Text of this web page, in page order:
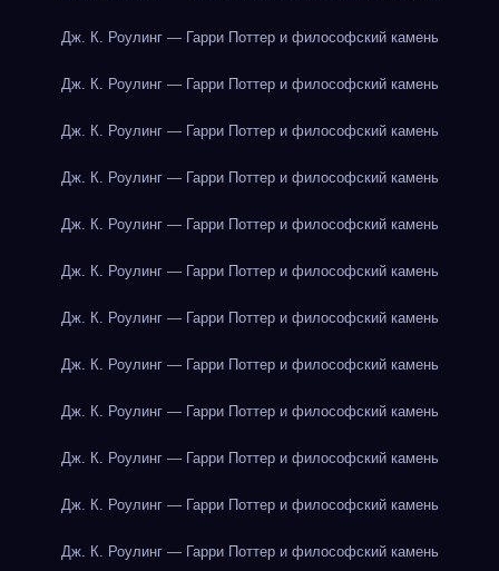
Дж. К. Роулинг — Гарри Поттер и философский камень
Дж. К. Роулинг — Гарри Поттер и философский камень
Дж. К. Роулинг — Гарри Поттер и философский камень
Дж. К. Роулинг — Гарри Поттер и философский камень
Дж. К. Роулинг — Гарри Поттер и философский камень
Дж. К. Роулинг — Гарри Поттер и философский камень
Дж. К. Роулинг — Гарри Поттер и философский камень
Дж. К. Роулинг — Гарри Поттер и философский камень
Дж. К. Роулинг — Гарри Поттер и философский камень
Дж. К. Роулинг — Гарри Поттер и философский камень
Дж. К. Роулинг — Гарри Поттер и философский камень
Дж. К. Роулинг — Гарри Поттер и философский камень